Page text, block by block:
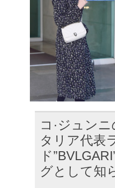
コ·ジュン
タリア代表
ド
グとして知